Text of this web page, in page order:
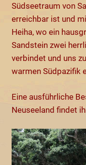
Südseetraum von
erreichbar ist und
Heiha, wo ein
Sandstein zwei
verbindet und uns
warmen Südpazifik
Eine ausführliche
Neuseeland findet